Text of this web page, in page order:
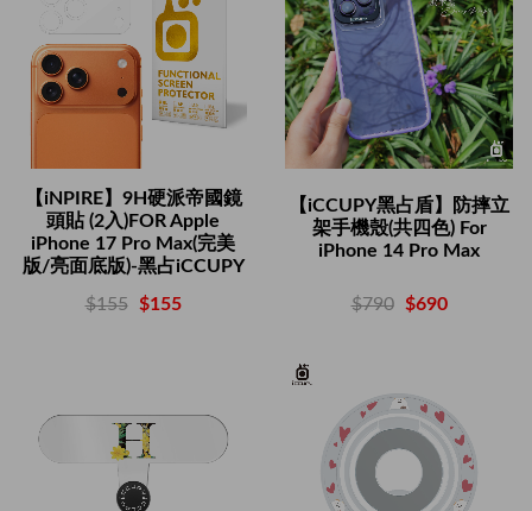
【iNPIRE】9H硬派帝國鏡
頭貼 (2入)FOR Apple
iPhone 17 Pro Max(完美
版/亮面底版)-黑占iCCUPY
$155 $155
【iCCUPY黑占盾】防摔立
架手機殼(共四色) For
iPhone 14 Pro Max
$790 $690